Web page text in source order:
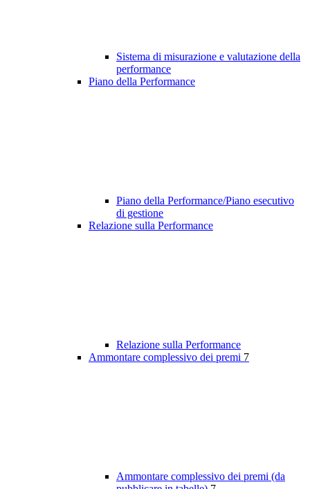
Sistema di misurazione e valutazione della
performance
Piano della Performance
Piano della Performance/Piano esecutivo
di gestione
Relazione sulla Performance
Relazione sulla Performance
Ammontare complessivo dei premi 7
Ammontare complessivo dei premi (da